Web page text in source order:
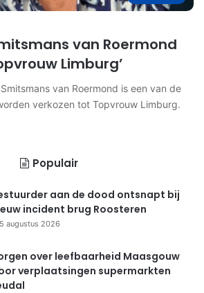
van Roermond
Limburg’
van Roermond is een van de
verkozen tot Topvrouw Limburg.
Populair
aan de dood ontsnapt bij
incident brug Roosteren
5 augustus 2026
over leefbaarheid Maasgouw
verplaatsingen supermarkten